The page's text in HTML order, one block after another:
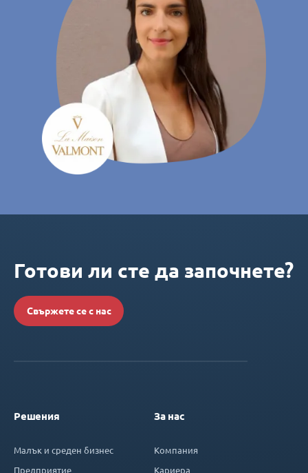
Готови ли сте да започнете?
Свържете се с нас
Решения
Малък и среден бизнес
Предприятие
За нас
Компания
Кариера